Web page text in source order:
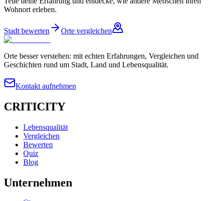
Wohnort erleben.
Stadt bewerten Orte vergleichen
Orte besser verstehen: mit echten Erfahrungen, Vergleichen und
Geschichten rund um Stadt, Land und Lebensqualität.
Kontakt aufnehmen
CRITICITY
Lebensqualität
Vergleichen
Bewerten
Quiz
Blog
Unternehmen